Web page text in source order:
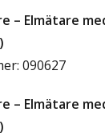
– Elmätare
090627
– Elmätare